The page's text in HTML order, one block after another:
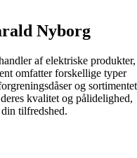
Nyborg
af elektriske produkter,
omfatter forskellige typer
og sortimentet
kvalitet og pålidelighed,
tilfredshed.